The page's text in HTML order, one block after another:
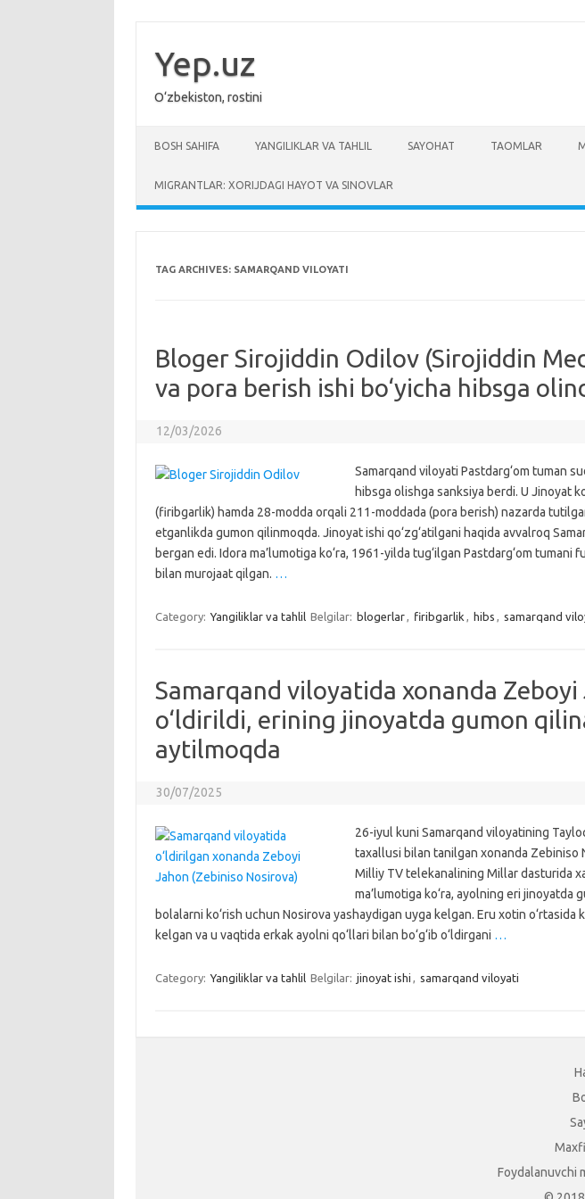
content
Yep.uz
O‘zbekiston, rostini
BOSH SAHIFA YANGILIKLAR VA TAHLIL SAYOHAT TAOMLAR
MIGRANTLAR: XORIJDAGI HAYOT VA SINOVLAR
TAG ARCHIVES: SAMARQAND VILOYATI
Bloger Sirojiddin Odilov (Sirojiddin
va pora berish ishi bo‘yicha hibsga
12/03/2026
Samarqand viloyati Pastdarg‘om tuman
hibsga olishga sanksiya berdi. U Jinoyat
(firibgarlik) hamda 28-modda orqali 211-moddada (pora berish) nazarda
etganlikda gumon qilinmoqda. Jinoyat ishi qo‘zg‘atilgani haqida avvalroq
bergan edi. Idora ma’lumotiga ko‘ra, 1961-yilda tug‘ilgan Pastdarg‘om tumani
bilan murojaat qilgan. …
Category: Yangiliklar va tahlil Belgilar: blogerlar, firibgarlik , hibs , samarqand
Samarqand viloyatida xonanda Zeboyi
o‘ldirildi, erining jinoyatda gumon
aytilmoqda
30/07/2025
26-iyul kuni Samarqand viloyatining
taxallusi bilan tanilgan xonanda Zebiniso
Milliy TV telekanalining Millar dasturida
ma’lumotiga ko‘ra, ayolning eri jinoyatda
bolalarni ko‘rish uchun Nosirova yashaydigan uyga kelgan. Eru xotin o‘rtasida
kelgan va u vaqtida erkak ayolni qo‘llari bilan bo‘g‘ib o‘ldirgani …
Category: Yangiliklar va tahlil Belgilar: jinoyat ishi , samarqand viloyati
Foydalanuvchi